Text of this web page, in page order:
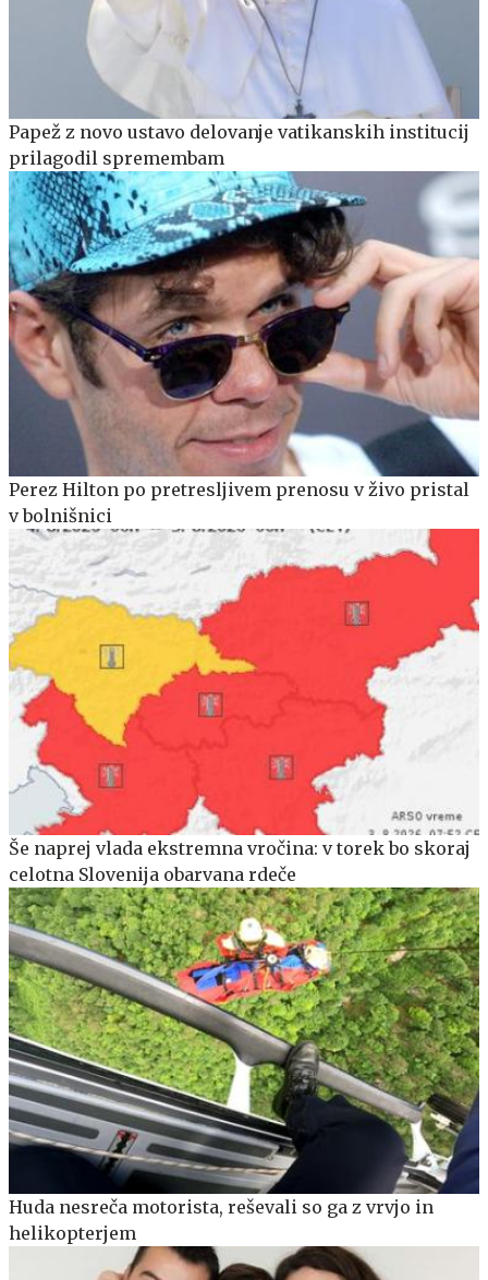
Papež z novo ustavo delovanje vatikanskih institucij
prilagodil spremembam
Perez Hilton po pretresljivem prenosu v živo pristal
v bolnišnici
Še naprej vlada ekstremna vročina: v torek bo skoraj
celotna Slovenija obarvana rdeče
Huda nesreča motorista, reševali so ga z vrvjo in
helikopterjem